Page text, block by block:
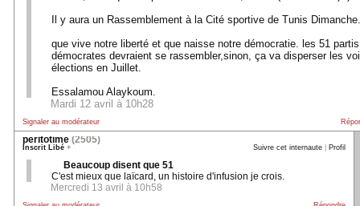
Il y aura un Rassemblement à la Cité sportive de Tunis Dimanche.
que vive notre liberté et que naisse notre démocratie. les 51 partis
démocrates devraient se rassembler,sinon, ça va disperser les
élections en Juillet.
Essalamou Alaykoum.
Mardi 12 avril à 10h28
Signaler au modérateur
peritotime (2505)
Inscrit Libé + Suivre cet internaute Profil
Beaucoup disent que 51
C'est mieux que laïcard, un histoire d'infusion je crois.
Mercredi 13 avril à 10h58